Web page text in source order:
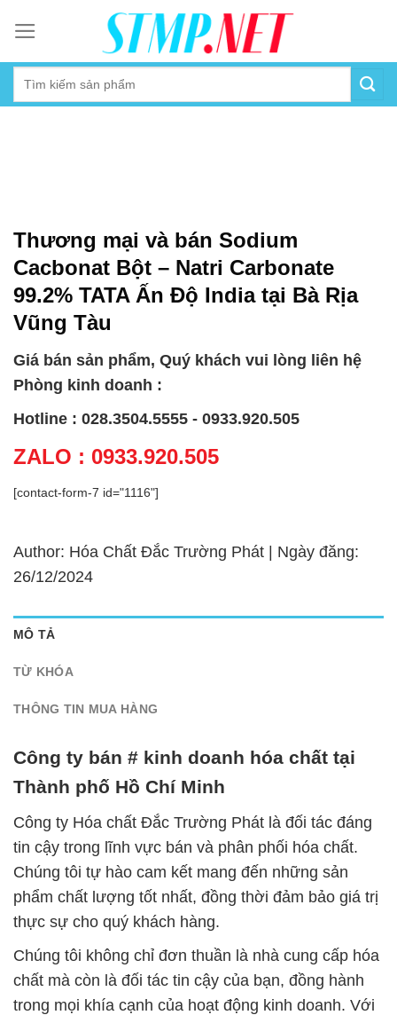
content
Thương mại và bán Sodium
Cacbonat Bột – Natri Carbonate
99.2% TATA Ấn Độ India tại Bà Rịa
Vũng Tàu
Giá bán sản phẩm, Quý khách vui lòng liên hệ
Phòng kinh doanh :
Hotline : 028.3504.5555 - 0933.920.505
ZALO : 0933.920.505
[contact-form-7 id="1116"]
Author: Hóa Chất Đắc Trường Phát | Ngày đăng:
26/12/2024
MÔ TẢ
TỪ KHÓA
THÔNG TIN MUA HÀNG
Công ty bán # kinh doanh hóa chất tại
Thành phố Hồ Chí Minh
Công ty Hóa chất Đắc Trường Phát là đối tác đáng
tin cậy trong lĩnh vực bán và phân phối hóa chất.
Chúng tôi tự hào cam kết mang đến những sản
phẩm chất lượng tốt nhất, đồng thời đảm bảo giá trị
thực sự cho quý khách hàng.
Chúng tôi không chỉ đơn thuần là nhà cung cấp hóa
chất mà còn là đối tác tin cậy của bạn, đồng hành
trong mọi khía cạnh của hoạt động kinh doanh. Với